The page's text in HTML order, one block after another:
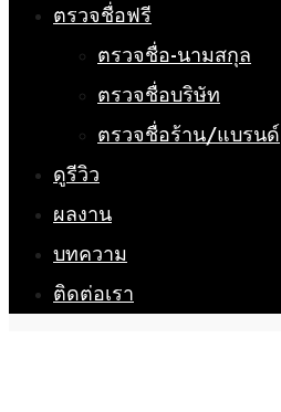
ตรวจชื่อฟรี
ตรวจชื่อ-นามสกุล
ตรวจชื่อบริษัท
ตรวจชื่อร้าน/แบรนด์
ดูรีวิว
ผลงาน
บทความ
ติดต่อเรา